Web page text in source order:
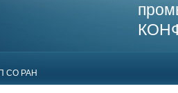
81;
СО РАН